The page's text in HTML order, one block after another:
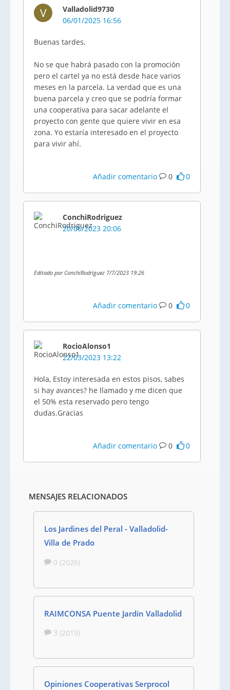
V
Valladolid9730
06/01/2025 16:56
Buenas tardes,
No se que habrá pasado con la promoción
pero el cartel ya no está desde hace varios
meses en la parcela. La verdad que es una
buena parcela y creo que se podría formar
una cooperativa para sacar adelante el
proyecto con gente que quiere vivir en esa
zona. Yo estaría interesado en el proyecto
para vivir ahí.
Añadir comentario 0 0
ConchiRodriguez
20/06/2023 20:06
Editado por ConchiRodriguez 7/7/2023 19:26
Añadir comentario 0 0
RocioAlonso1
22/03/2023 13:22
Hola, Estoy interesada en estos pisos, sabes
si hay avances? he llamado y me dicen que
el 50% esta reservado pero tengo
dudas.Gracias
Añadir comentario 0 0
MENSAJES RELACIONADOS
Los Jardines del Peral - Valladolid-
Villa de Prado
0 (2026)
RAIMCONSA Puente Jardín Valladolid
3 (2019)
Opiniones Cooperativas Serprocol